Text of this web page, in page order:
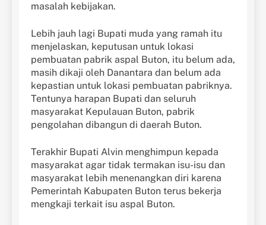
masalah kebijakan.
Lebih jauh lagi Bupati muda yang ramah itu
menjelaskan, keputusan untuk lokasi
pembuatan pabrik aspal Buton, itu belum ada,
masih dikaji oleh Danantara dan belum ada
kepastian untuk lokasi pembuatan pabriknya.
Tentunya harapan Bupati dan seluruh
masyarakat Kepulauan Buton, pabrik
pengolahan dibangun di daerah Buton.
Terakhir Bupati Alvin menghimpun kepada
masyarakat agar tidak termakan isu-isu dan
masyarakat lebih menenangkan diri karena
Pemerintah Kabupaten Buton terus bekerja
mengkaji terkait isu aspal Buton.